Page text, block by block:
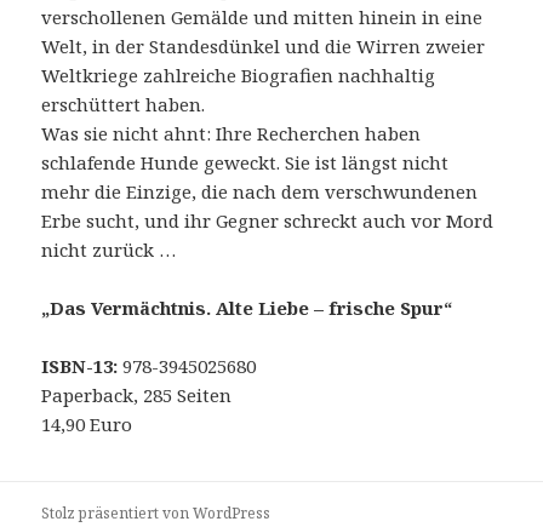
verschollenen Gemälde und mitten hinein in eine
Welt, in der Standesdünkel und die Wirren zweier
Weltkriege zahlreiche Biografien nachhaltig
erschüttert haben.
Was sie nicht ahnt: Ihre Recherchen haben
schlafende Hunde geweckt. Sie ist längst nicht
mehr die Einzige, die nach dem verschwundenen
Erbe sucht, und ihr Gegner schreckt auch vor Mord
nicht zurück …
„Das Vermächtnis. Alte Liebe – frische Spur“
ISBN-13: 978-3945025680
Paperback, 285 Seiten
14,90 Euro
Stolz präsentiert von WordPress